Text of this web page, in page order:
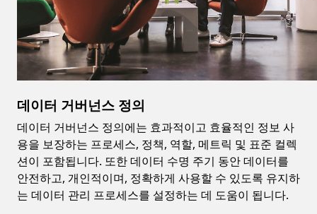
데이터 거버넌스 정의
데이터 거버넌스 정의에는 효과적이고 효율적인 정보 사
용을 보장하는 프로세스, 정책, 역할, 메트릭 및 표준 컬렉
션이 포함됩니다. 또한 데이터 수명 주기 동안 데이터를
안전하고, 개인적이며, 정확하게 사용할 수 있도록 유지하
는 데이터 관리 프로세스를 설정하는 데 도움이 됩니다.